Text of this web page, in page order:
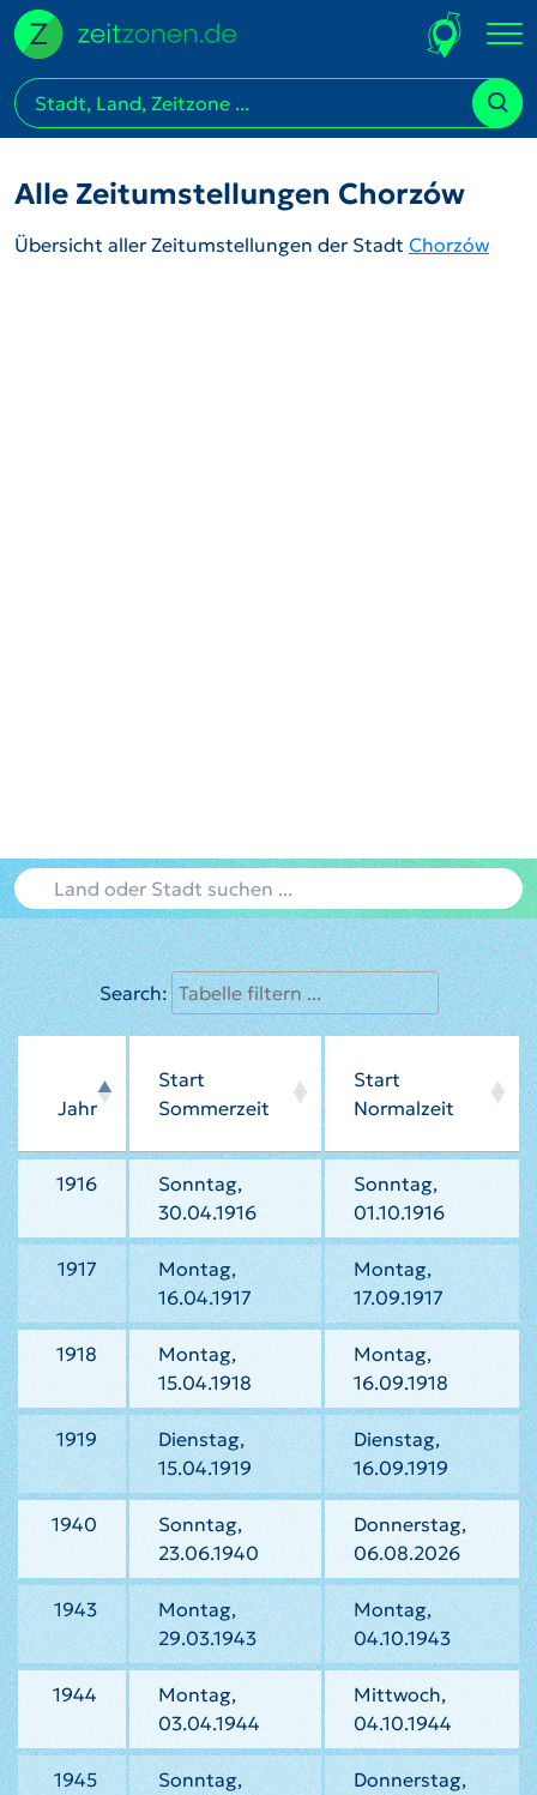
Alle Zeitumstellungen Chorzów
Übersicht aller Zeitumstellungen der Stadt Chorzów
Search:
Jahr
Start
Sommerzeit
Start
Normalzeit
1916
Sonntag,
30.04.1916
Sonntag,
01.10.1916
1917
Montag,
16.04.1917
Montag,
17.09.1917
1918
Montag,
15.04.1918
Montag,
16.09.1918
1919
Dienstag,
15.04.1919
Dienstag,
16.09.1919
1940
Sonntag,
23.06.1940
Donnerstag,
06.08.2026
1943
Montag,
29.03.1943
Montag,
04.10.1943
1944
Montag,
03.04.1944
Mittwoch,
04.10.1944
1945
Sonntag,
Donnerstag,